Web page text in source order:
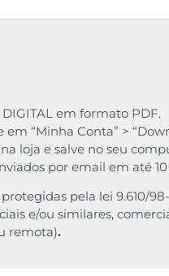
em formato PDF.
em “Minha Conta” >
loja e salve no seu
por email em até
protegidas pela lei 9.610/
e/ou similares,
remota).